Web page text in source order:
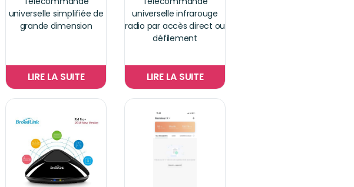
universelle simplifiée de
grande dimension
LIRE LA SUITE
universelle infrarouge
radio par accès direct ou
défilement
LIRE LA SUITE